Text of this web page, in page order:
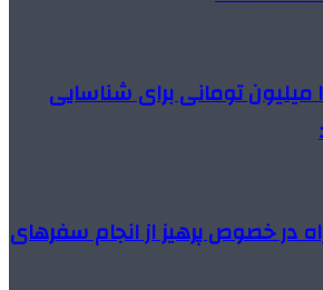
پرداخت جایزه ۱۰۰ میلیون تومانی برای شناسایی
در خصوص پرهیز از انجام سفرهای